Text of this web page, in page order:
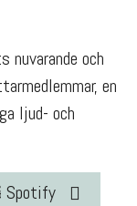
nuvarande och
en
ljud- och
Spotify